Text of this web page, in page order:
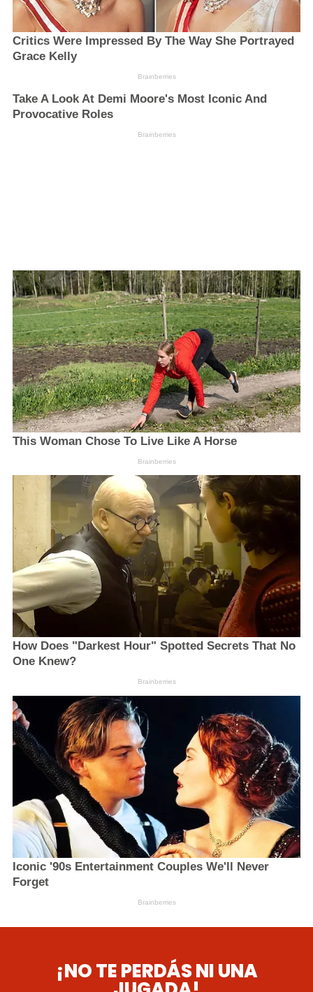
¡NO TE PERDÁS NI UNA